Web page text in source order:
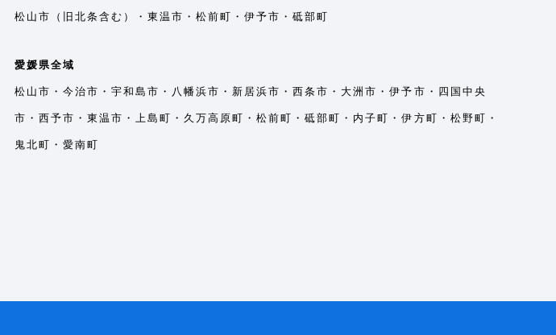
松山市（旧北条含む）・東温市・松前町・伊予市・砥部町
愛媛県全域
松山市・今治市・宇和島市・八幡浜市・新居浜市・西条市・大洲市・伊予市・四国中央
市・西予市・東温市・上島町・久万高原町・松前町・砥部町・内子町・伊方町・松野町・
鬼北町・愛南町